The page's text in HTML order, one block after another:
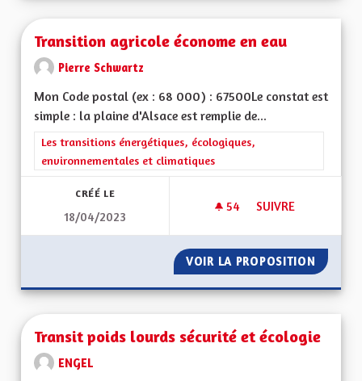
Transition agricole économe en eau
Pierre Schwartz
Mon Code postal (ex : 68 000) : 67500Le constat est
simple : la plaine d'Alsace est remplie de...
Filtrer les résultats de la catégorie : Les transitions
Les transitions énergétiques, écologiques,
environnementales et climatiques
CRÉÉ LE
18/04/2023
54 54 ABONNÉS
SUIVRE
VOIR LA PROPOSITION
Transit poids lourds sécurité et écologie
ENGEL